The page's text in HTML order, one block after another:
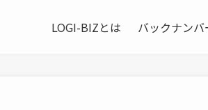
LOGI-BIZとは バックナンバ